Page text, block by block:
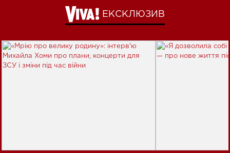
ЕКСКЛЮЗИВ